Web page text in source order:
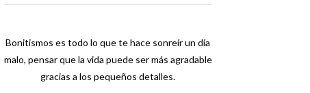
Bonitismos es todo lo que te hace sonreír un día
malo, pensar que la vida puede ser más agradable
gracias a los pequeños detalles.